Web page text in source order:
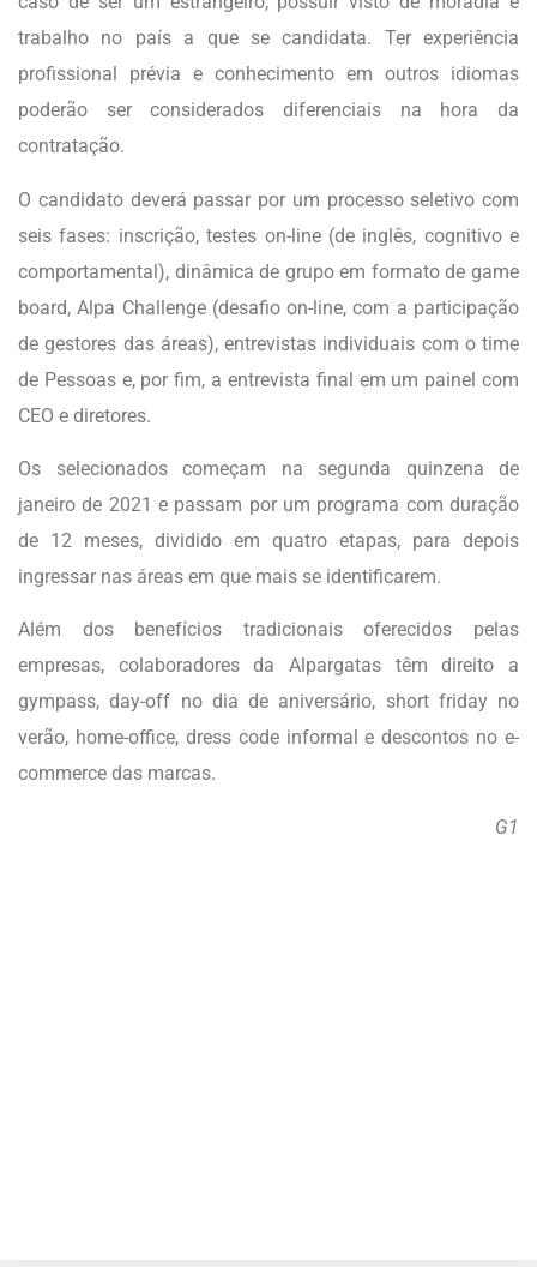
trabalho no país a que se candidata. Ter experiência
profissional prévia e conhecimento em outros idiomas
poderão ser considerados diferenciais na hora da
contratação.
O candidato deverá passar por um processo seletivo com
seis fases: inscrição, testes on-line (de inglês, cognitivo e
comportamental), dinâmica de grupo em formato de game
board, Alpa Challenge (desafio on-line, com a participação
de gestores das áreas), entrevistas individuais com o time
de Pessoas e, por fim, a entrevista final em um painel com
CEO e diretores.
Os selecionados começam na segunda quinzena de
janeiro de 2021 e passam por um programa com duração
de 12 meses, dividido em quatro etapas, para depois
ingressar nas áreas em que mais se identificarem.
Além dos benefícios tradicionais oferecidos pelas
empresas, colaboradores da Alpargatas têm direito a
gympass, day-off no dia de aniversário, short friday no
verão, home-office, dress code informal e descontos no e-
commerce das marcas.
G1